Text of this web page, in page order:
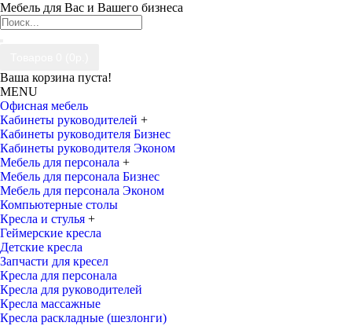
Мебель для Вас и Вашего бизнеса
Ваша корзина пуста!
MENU
Офисная мебель
Кабинеты руководителей +
Кабинеты руководителя Бизнес
Кабинеты руководителя Эконом
Мебель для персонала +
Мебель для персонала Бизнес
Мебель для персонала Эконом
Компьютерные столы
Кресла и стулья +
Геймерские кресла
Детские кресла
Запчасти для кресел
Кресла для персонала
Кресла для руководителей
Кресла массажные
Кресла раскладные (шезлонги)